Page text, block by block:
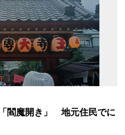
閻魔開き」 地元住民でに